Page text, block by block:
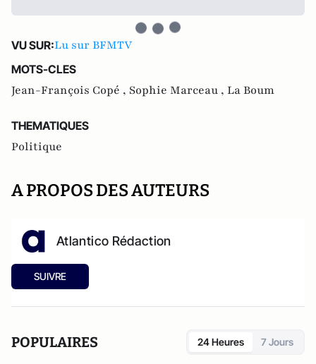
VU SUR:Lu sur BFMTV
MOTS-CLES
Jean-François Copé , Sophie Marceau , La Boum
THEMATIQUES
Politique
A PROPOS DES AUTEURS
Atlantico Rédaction
SUIVRE
POPULAIRES 24 Heures 7 Jours